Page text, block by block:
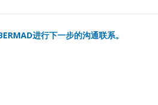
进行下一步的沟通联系。